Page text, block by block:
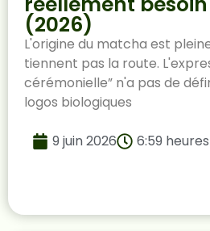
(2026)
L'origine du matcha est
tiennent pas la route.
cérémonielle” n'a pas de
logos biologiques
9 juin 2026 6:59 heures